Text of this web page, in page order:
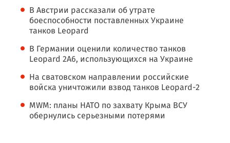
В Австрии рассказали об утрате
боеспособности поставленных Украине
танков Leopard
В Германии оценили количество танков
Leopard 2A6, использующихся на Украине
На сватовском направлении российские
войска уничтожили взвод танков Leopard-2
MWM: планы НАТО по захвату Крыма ВСУ
обернулись серьезными потерями